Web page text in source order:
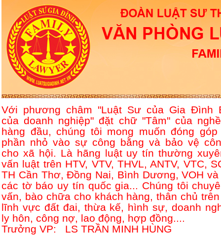
Với phương châm "Luật Sư của Gia Đình
của doanh nghiệp" đặt chữ "Tâm" của
hàng đầu, chúng tôi mong muốn đóng góp
phần nhỏ vào sự công bằng và bảo vệ
cho xã hội. Là hãng luật uy tín thường
vấn luật trên HTV, VTV, THVL, ANTV, VTC,
TH Cần Thơ, Đồng Nai, Bình Dương, VOH và
các tờ báo uy tín quốc gia... Chúng tôi
vấn, bào chữa cho khách hàng, thân chủ
lĩnh vực đất đai, thừa kế, hình sự, doanh
ly hôn, công nợ, lao động, hợp đồng....
Trưởng VP: LS TRẦN MINH HÙNG